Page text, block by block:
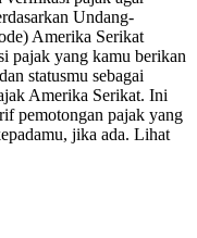
Undang-
Amerika Serikat
pajak yang kamu berikan
statusmu sebagai
Amerika Serikat. Ini
pemotongan pajak yang
jika ada. Lihat